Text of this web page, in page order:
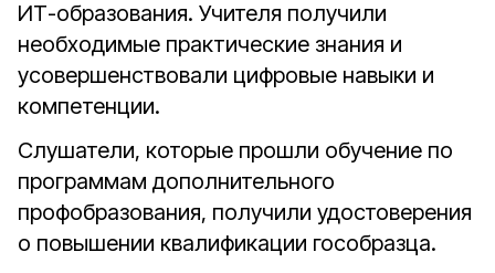
ИТ-образования. Учителя получили
необходимые практические знания и
усовершенствовали цифровые навыки и
компетенции.
Слушатели, которые прошли обучение по
программам дополнительного
профобразования, получили удостоверения
о повышении квалификации гособразца.